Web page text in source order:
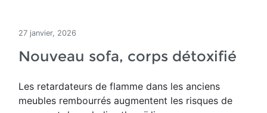
27 janvier, 2026
Nouveau sofa, corps détoxifié
Les retardateurs de flamme dans les anciens
meubles rembourrés augmentent les risques de